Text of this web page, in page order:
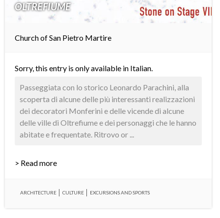
OLTREFIUME
Church of San Pietro Martire
Sorry, this entry is only available in Italian.
Passeggiata con lo storico Leonardo Parachini, alla
scoperta di alcune delle più interessanti realizzazioni
dei decoratori Monferini e delle vicende di alcune
delle ville di Oltrefiume e dei personaggi che le hanno
abitate e frequentate. Ritrovo or ...
> Read more
ARCHITECTURE CULTURE EXCURSIONS AND SPORTS